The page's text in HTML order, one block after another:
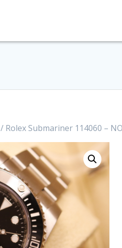
/ Rolex Submariner 114060 –